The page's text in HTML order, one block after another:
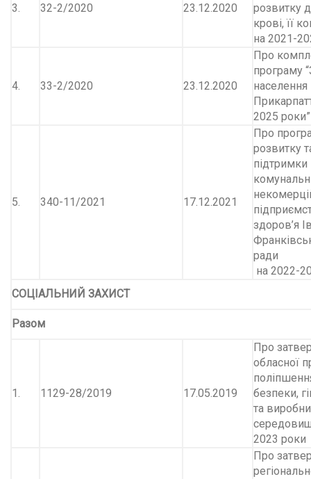
3. 32-2/2020 23.12.2020
розвитку
крові, її
на 2021-
4. 33-2/2020 23.12.2020
Про
програму
населення
2025 роки”
5. 340-11/2021 17.12.2021
Про
розвитку
підтримки
здоров’я
ради
на 2022-
СОЦІАЛЬНИЙ ЗАХИСТ
Разом
1. 1129-28/2019 17.05.2019
Про
обласної
безпеки,
та
2023 роки
Про